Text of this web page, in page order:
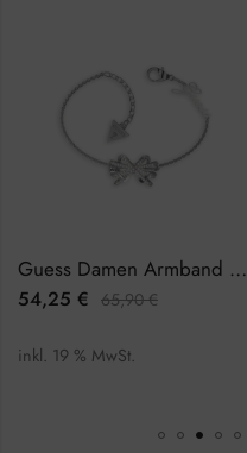
Guess Damen Armband JUBB01327JWRHL
54,25 € 65,90€
inkl. 19 % MwSt.